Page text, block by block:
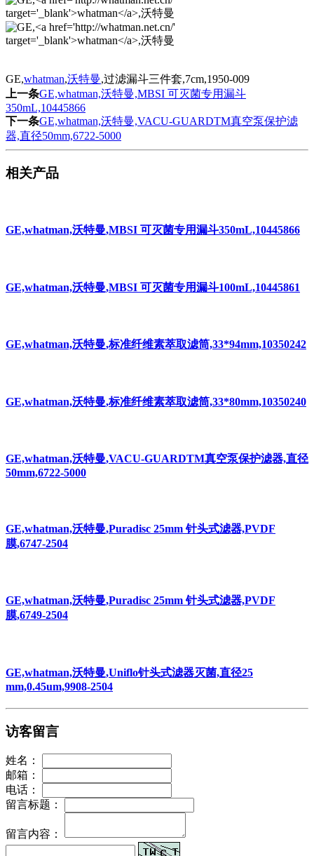
GE,whatman,沃特曼,过滤漏斗三件套,7cm,1950-009
上一条GE,whatman,沃特曼,MBSI 可灭菌专用漏斗
350mL,10445866
下一条GE,whatman,沃特曼,VACU-GUARDTM真空泵保护滤
器,直径50mm,6722-5000
相关产品
GE,whatman,沃特曼,MBSI 可灭菌专用漏斗350mL,10445866
GE,whatman,沃特曼,MBSI 可灭菌专用漏斗100mL,10445861
50mm,6722-5000
GE,whatman,沃特曼,Puradisc 25mm 针头式滤器,PVDF
膜,6747-2504
GE,whatman,沃特曼,Puradisc 25mm 针头式滤器,PVDF
膜,6749-2504
GE,whatman,沃特曼,Uniflo针头式滤器灭菌,直径25
mm,0.45um,9908-2504
访客留言